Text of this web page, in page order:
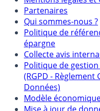
Mentions légales et
Partenaires
Qui sommes-nous ?
Politique de
épargne
Collecte avis
Politique de gestion
(RGPD - Règlement
Données)